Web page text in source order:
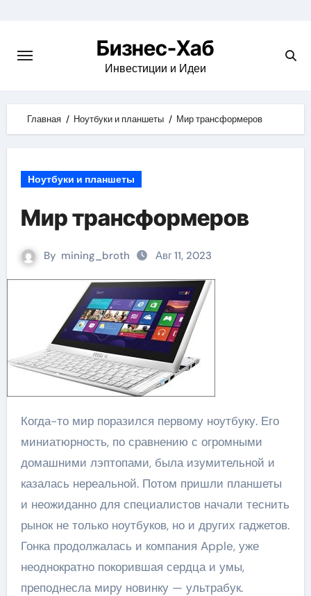
content
Бизнес-Хаб
Инвестиции и Идеи
Главная Ноутбуки и планшеты Мир трансформеров
Ноутбуки и планшеты
Мир трансформеров
By mining_broth Авг 11, 2023
Когда-то мир поразился первому ноутбуку. Его
миниатюрность, по сравнению с огромными
домашними лэптопами, была изумительной и
казалась нереальной. Потом пришли планшеты
и неожиданно для специалистов начали теснить
рынок не только ноутбуков, но и других гаджетов.
Гонка продолжалась и компания Apple, уже
неоднократно покорившая сердца и умы,
преподнесла миру новинку — ультрабук.